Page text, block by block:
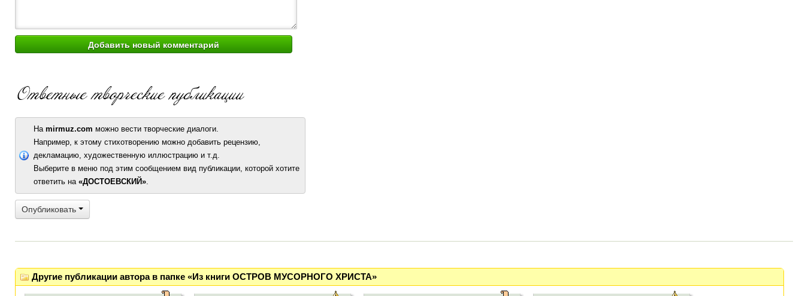
На mirmuz.com можно вести творческие диалоги.
Например, к этому стихотворению можно добавить рецензию,
декламацию, художественную иллюстрацию и т.д.
Выберите в меню под этим сообщением вид публикации, которой хотите
ответить на «ДОСТОЕВСКИЙ».
Опубликовать
Другие публикации автора в папке «Из книги ОСТРОВ МУСОРНОГО ХРИСТА»